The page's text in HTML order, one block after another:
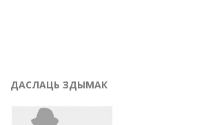
ДАСЛАЦЬ ЗДЫМАК